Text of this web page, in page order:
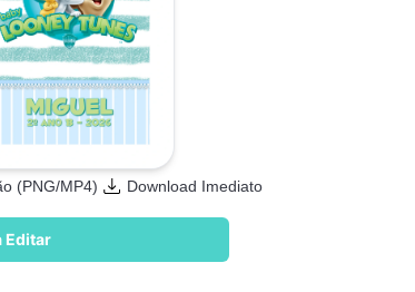
(PNG/MP4) Download Imediato
Editar